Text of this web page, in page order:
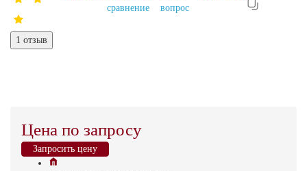
1 отзыв
сравнение
вопрос
Цена по запросу
Запросить цену